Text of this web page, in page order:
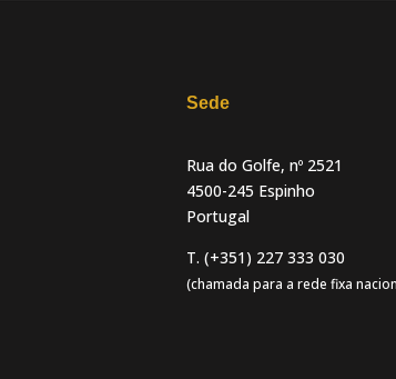
Sede
Rua do Golfe, nº 2521
4500-245 Espinho
Portugal
T. (+351) 227 333 030
(chamada para a rede fixa